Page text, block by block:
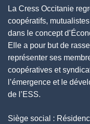
La Cress Occitanie
coopératifs,
dans le concept
Elle a pour but de
représenter ses
coopératives et
l’émergence et le
de l’ESS.
Siège social :